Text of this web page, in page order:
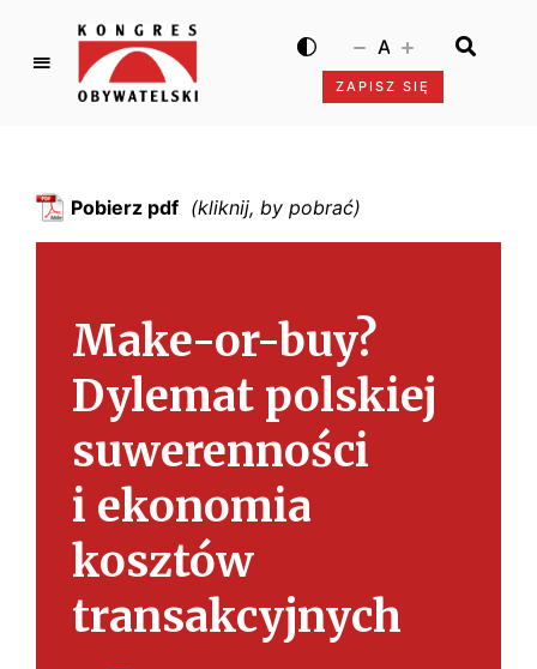
K
g
O
b
y
w
t
e
l
s
k
i
ZAPISZ SIĘ
A
Pobierz pdf
Make-or-buy?
Dylemat polskiej
suwerenności
i ekonomia
kosztów
transakcyjnych